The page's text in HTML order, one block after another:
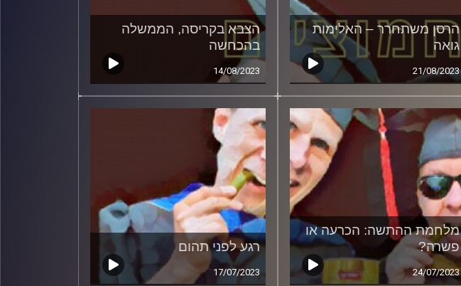
הרסן משתחרר – האלימות
גואה
21/08/2023
הצבא בקריסה, הממשלה
בהכחשה
14/08/2023
מלחמת ההתשה: הכרעה או
פשרה?
24/07/2023
רגע לפני תהום
17/07/2023